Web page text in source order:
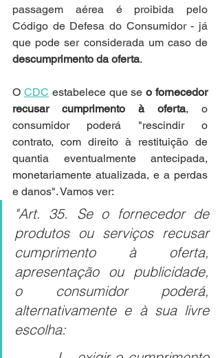
passagem aérea é proibida pelo
Código de Defesa do Consumidor - já
que pode ser considerada um
descumprimento da oferta.
O CDC estabelece que se o fornecedor
recusar cumprimento à oferta, o
consumidor poderá "rescindir o
contrato, com direito à restituição de
quantia eventualmente antecipada,
monetariamente atualizada, e a perdas
e danos". Vamos ver:
"Art. 35. Se o fornecedor de
produtos ou serviços recusar
cumprimento à oferta,
apresentação ou publicidade,
o consumidor poderá,
alternativamente e à sua livre
escolha: